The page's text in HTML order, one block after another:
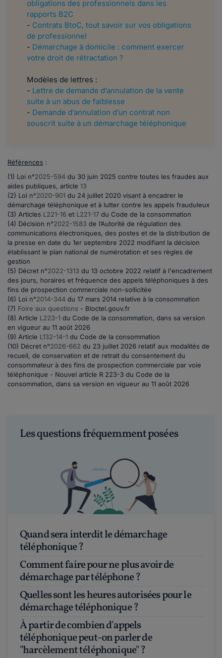
obligations des professionnels dans les
rapports B2C
- Contrats BtoC, tout savoir sur vos obligations
de professionnel
- Démarchage à domicile : comment exercer
votre droit de rétractation ?
Modèles de lettres :
- Lettre de demande d’annulation de la vente
suite à un abus de faiblesse
- Demande d’annulation d’un contrat non
souscrit suite à un démarchage téléphonique
Références :
(1) Loi n°2025-594 du 30 juin 2025 contre toutes les fraudes aux
aides publiques, article 13
(2) Loi n°2020-901 du 24 juillet 2020 visant à encadrer le
démarchage téléphonique et à lutter contre les appels frauduleux
(3) Articles L221-16 et L221-17 du Code de la consommation
(4) Décision n°2022-1583 de l’Autorité de régulation des
communications électroniques, des postes et de la distribution de
la presse en date du 1er septembre 2022 modifiant la décision
établissant le plan national de numérotation et ses règles de
gestion
(5) Décret n°2022-1313 du 13 octobre 2022 relatif à l'encadrement
des jours, horaires et fréquence des appels téléphoniques à des
fins de prospection commerciale non-sollicitée
(6) Loi n°2014-344 du 17 mars 2014 relative à la consommation
(7) Foire aux questions - Bloctel.gouv.fr
(8) Article L223-1 du Code de la consommation, dans sa version
en vigueur au 11 août 2026
(9) Article L132-14-1 du Code de la consommation
(10) Décret n°2026-662 du 23 juillet 2026 relatif aux modalités de
recueil, de conservation et de retrait du consentement du
consommateur à des fins de prospection commerciale par voie
téléphonique - Nouvel article R 223-3 du Code de la
consommation, dans sa version en vigueur au 11 août 2026
Les questions fréquemment posées
Quand sera interdit le démarchage
téléphonique ?
Comment faire pour ne plus avoir de
démarchage par téléphone ?
Quelles sont les heures autorisées pour le
démarchage téléphonique ?
À partir de combien d'appels
téléphonique peut-on parler de
"harcèlement téléphonique" ?